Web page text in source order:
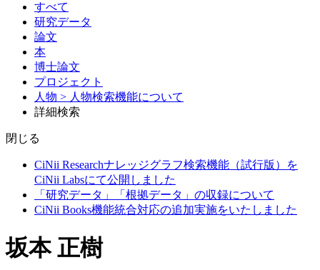
すべて
研究データ
論文
本
博士論文
プロジェクト
人物 > 人物検索機能について
詳細検索
閉じる
CiNii Researchナレッジグラフ検索機能（試行版）を
CiNii Labsにて公開しました
「研究データ」「根拠データ」の収録について
CiNii Books機能統合対応の追加実施をいたしました
坂本 正樹